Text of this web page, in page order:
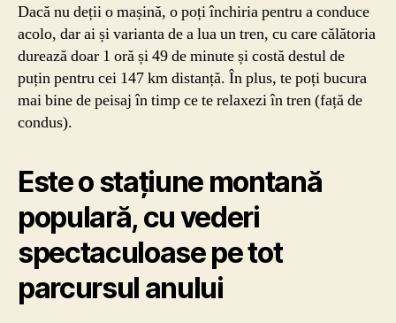
Dacă nu deții o mașină, o poți închiria pentru a conduce
acolo, dar ai și varianta de a lua un tren, cu care călătoria
durează doar 1 oră și 49 de minute și costă destul de
puțin pentru cei 147 km distanță. În plus, te poți bucura
mai bine de peisaj în timp ce te relaxezi în tren (față de
condus).
Este o stațiune montană
populară, cu vederi
spectaculoase pe tot
parcursul anului